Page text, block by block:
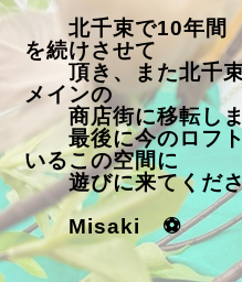
北千束で10年間
を続けさせて
頂き、また北千束
メインの
商店街に移転しま
最後に今のロフト
いるこの空間に
遊びに来てくださ
Misaki ⚽